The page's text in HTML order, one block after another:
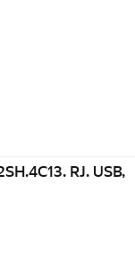
RJ. USB,